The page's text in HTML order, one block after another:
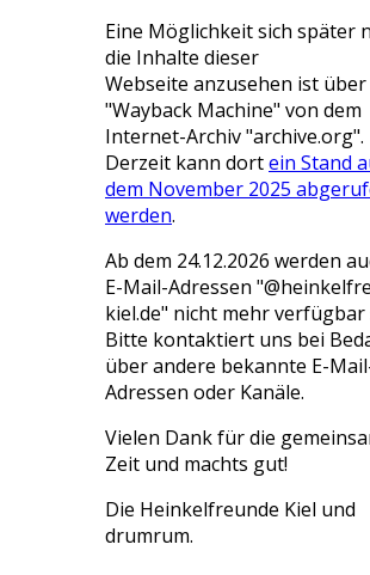
Eine Möglichkeit sich später
die Inhalte dieser
Webseite anzusehen ist über
"Wayback Machine" von dem
Internet-Archiv "archive.org".
Derzeit kann dortein Stand
dem November 2025
werden.
Ab dem 24.12.2026 werden
E-Mail-Adressen
kiel.de" nicht mehr verfügbar
Bitte kontaktiert uns bei
über andere bekannte E-
Adressen oder Kanäle.
Vielen Dank für die
Zeit und machts gut!
Die Heinkelfreunde Kiel und
drumrum.